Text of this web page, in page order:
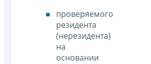
проверяемого
резидента
(нерезидента)
на
основании